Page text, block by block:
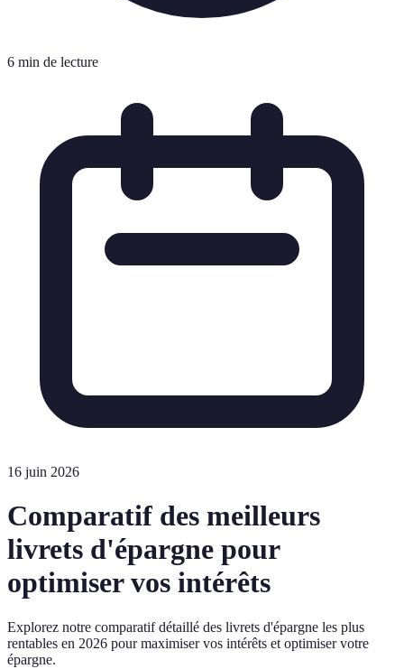
6 min de lecture
16 juin 2026
Comparatif des meilleurs
livrets d'épargne pour
optimiser vos intérêts
Explorez notre comparatif détaillé des livrets d'épargne les plus
rentables en 2026 pour maximiser vos intérêts et optimiser votre
épargne.